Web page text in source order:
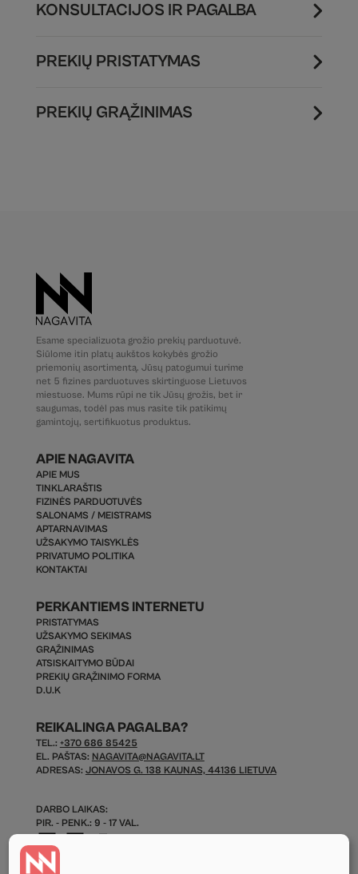
KONSULTACIJOS IR PAGALBA
PREKIŲ PRISTATYMAS
PREKIŲ GRĄŽINIMAS
Esame specializuota grožio prekių parduotuvė.
Siūlome itin platų aukštos kokybės grožio
priemonių asortimentą. Jūsų patogumui turime
net 5 fizines parduotuves skirtinguose Lietuvos
miestuose. Mums rūpi ne tik Jūsų grožis, bet ir
saugumas, todėl pas mus rasite tik patikimų
gamintojų, sertifikuotus produktus.
APIE NAGAVITA
APIE MUS
TINKLARAŠTIS
FIZINĖS PARDUOTUVĖS
SALONAMS / MEISTRAMS
APTARNAVIMAS
UŽSAKYMO TAISYKLĖS
PRIVATUMO POLITIKA
KONTAKTAI
PERKANTIEMS INTERNETU
PRISTATYMAS
UŽSAKYMO SEKIMAS
GRĄŽINIMAS
ATSISKAITYMO BŪDAI
PREKIŲ GRĄŽINIMO FORMA
D.U.K
REIKALINGA PAGALBA?
TEL.: +370 686 85425
EL. PAŠTAS: NAGAVITA@NAGAVITA.LT
ADRESAS: JONAVOS G. 138 KAUNAS, 44136 LIETUVA
DARBO LAIKAS:
PIR. - PENK.: 9 - 17 VAL.